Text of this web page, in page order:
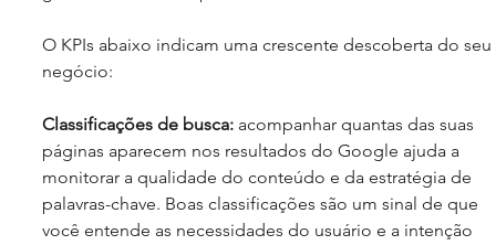
O KPIs abaixo indicam uma crescente descoberta do seu
negócio:
Classificações de busca: acompanhar quantas das suas
páginas aparecem nos resultados do Google ajuda a
monitorar a qualidade do conteúdo e da estratégia de
palavras-chave. Boas classificações são um sinal de que
você entende as necessidades do usuário e a intenção